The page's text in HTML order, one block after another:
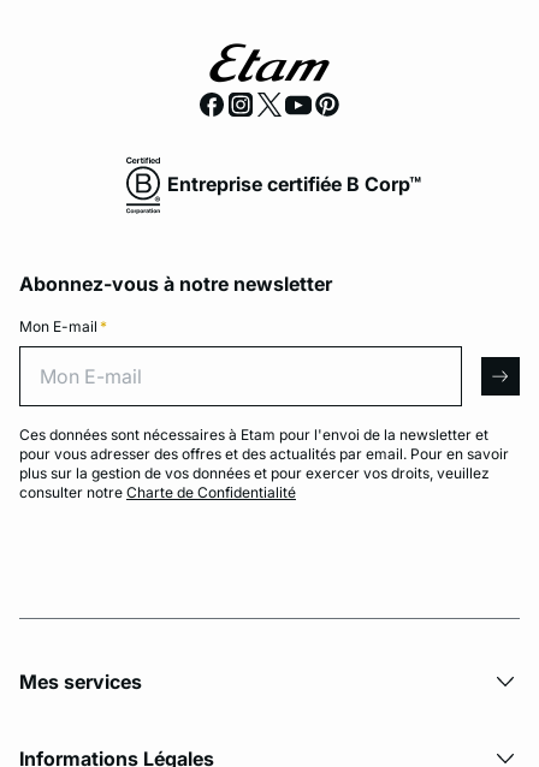
Entreprise certifiée B Corp™
Abonnez-vous à notre newsletter
Mon E-mail *
Ces données sont nécessaires à Etam pour l'envoi de la newsletter et
pour vous adresser des offres et des actualités par email. Pour en savoir
plus sur la gestion de vos données et pour exercer vos droits, veuillez
consulter notre Charte de Confidentialité
Mes services
Informations Légales